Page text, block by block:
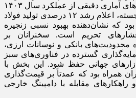
شرکت‌های فولادی گزارش‌های آماری دقیقی از عملکرد سال ۱۴۰۳
ارائه دادند. یکی از نکات برجسته، اعلام رشد ۱۲ درصدی تولید فولاد
که نشان‌دهنده بهبود نسبی زنجیره
تحریم است. سخنرانان بر
محدودیت‌های بانکی و نوسانات ارزی،
گسترده در فناوری‌های سبز
جهانی حفظ شود. این بخش با
همراه بود که عمدتاً بر قیمت‌گذاری
و راهکارهای مقابله با دامپینگ خارجی